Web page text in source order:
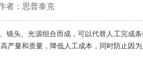
者：思普泰克
镜头、光源组合而成，可以代替人工完成
量和质量，降低人工成本，同时防止因为